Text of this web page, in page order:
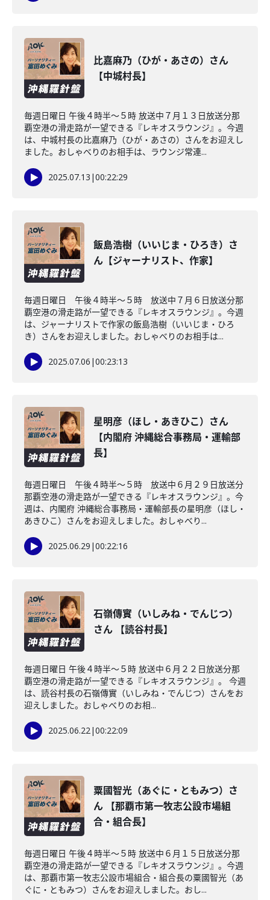
比嘉麻乃（ひが・あさの）さん
【中城村長】
毎週日曜日 午後４時半～５時 放送中７月１３日放送分那
覇空港の滑走路が一望できる『レキオスラウンジ』。今週
は、中城村長の比嘉麻乃（ひが・あさの）さんをお迎えし
ました。おしゃべりのお相手は、ラウンジ常連...
2025.07.13 |00:22:29
飯島浩樹（いいじま・ひろき）さ
ん【ジャーナリスト、作家】
毎週日曜日 午後４時半～５時 放送中７月６日放送分那
覇空港の滑走路が一望できる『レキオスラウンジ』。今週
は、ジャーナリストで作家の飯島浩樹（いいじま・ひろ
き）さんをお迎えしました。おしゃべりのお相手は...
2025.07.06 |00:23:13
星明彦（ほし・あきひこ）さん
【内閣府 沖縄総合事務局・運輸部
長】
毎週日曜日 午後４時半～５時 放送中６月２９日放送分
那覇空港の滑走路が一望できる『レキオスラウンジ』。今
週は、内閣府 沖縄総合事務局・運輸部長の星明彦（ほし・
あきひこ）さんをお迎えしました。おしゃべり...
2025.06.29 |00:22:16
石嶺傳實（いしみね・でんじつ）
さん 【読谷村長】
毎週日曜日 午後４時半～５時 放送中６月２２日放送分那
覇空港の滑走路が一望できる『レキオスラウンジ』。 今週
は、読谷村長の石嶺傳實（いしみね・でんじつ）さんをお
迎えしました。おしゃべりのお相...
2025.06.22|00:22:09
粟國智光（あぐに・ともみつ）さ
ん 【那覇市第一牧志公設市場組
合・組合長】
毎週日曜日 午後４時半～５時 放送中６月１５日放送分那
覇空港の滑走路が一望できる『レキオスラウンジ』。今週
は、那覇市第一牧志公設市場組合・組合長の粟國智光（あ
ぐに・ともみつ）さんをお迎えしました。おし...